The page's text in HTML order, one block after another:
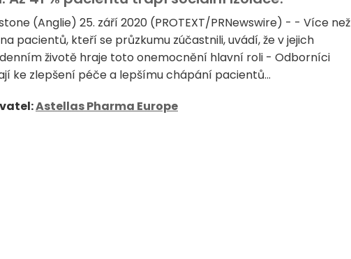
(Anglie) 25. září 2020 (PROTEXT/PRNewswire) - - Více než
pacientů, kteří se průzkumu zúčastnili, uvádí, že v jejich
životě hraje toto onemocnění hlavní roli - Odborníci
ke zlepšení péče a lepšímu chápání pacientů...
Astellas Pharma Europe